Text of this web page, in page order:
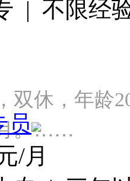
| 不限经
双休，年龄
。……
员
/月